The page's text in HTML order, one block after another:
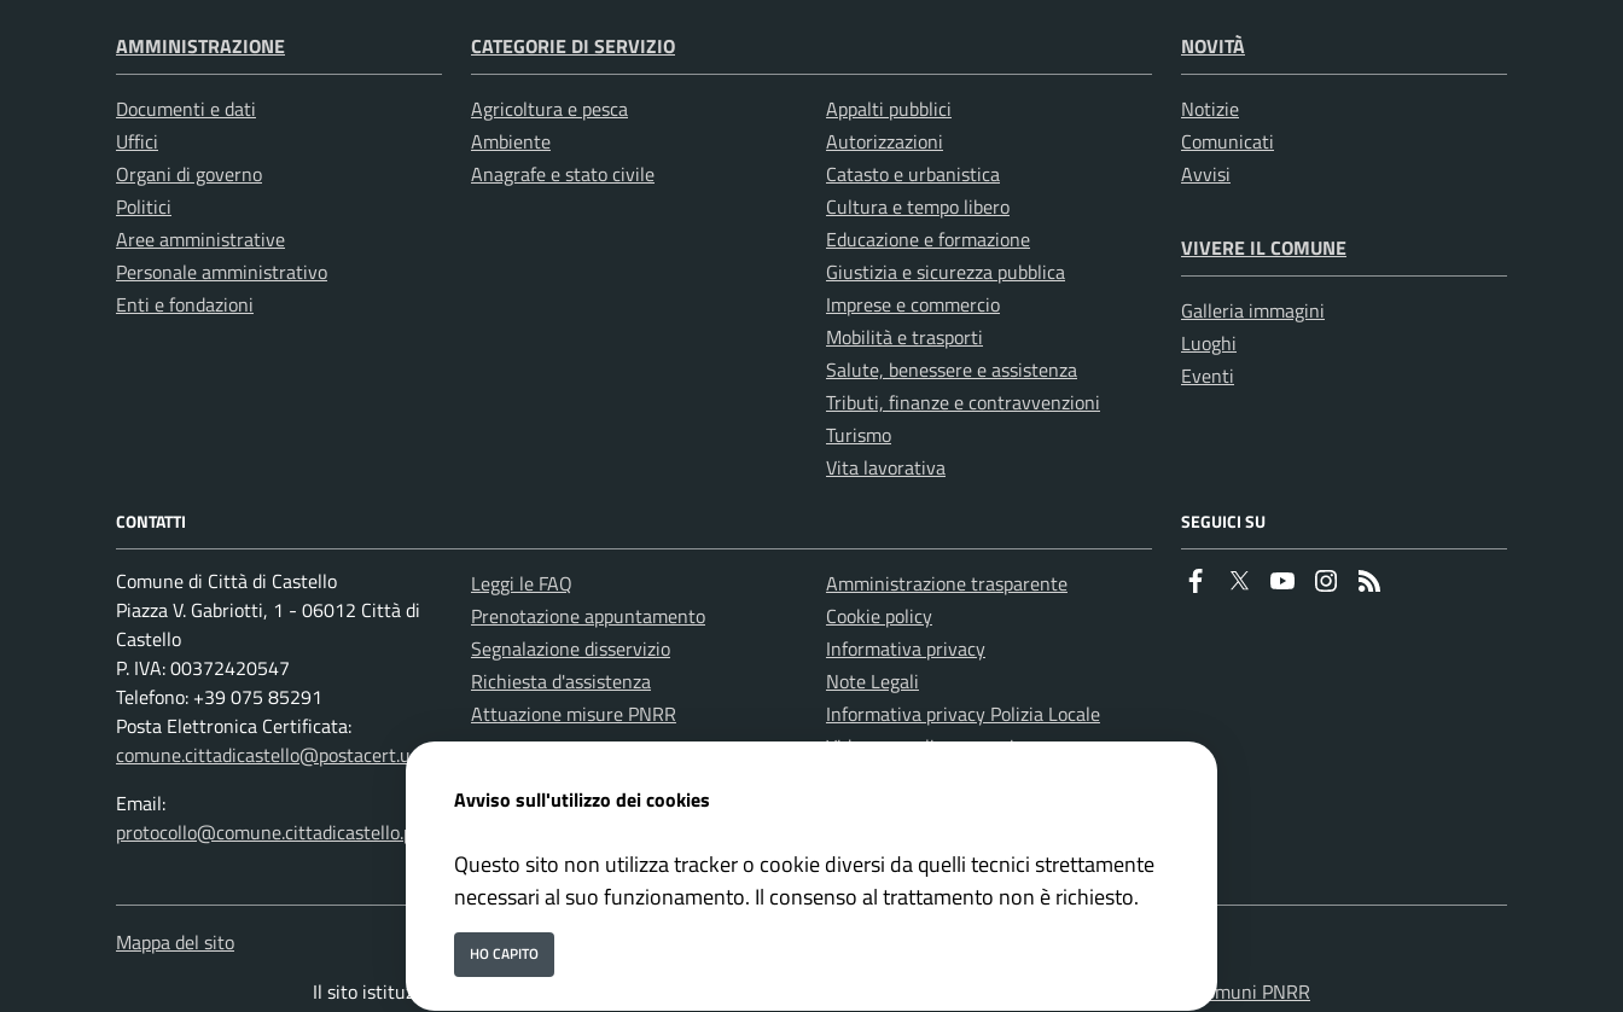
AMMINISTRAZIONE
Documenti e dati
Uffici
Organi di governo
Politici
Aree amministrative
Personale amministrativo
Enti e fondazioni
CATEGORIE DI SERVIZIO
Agricoltura e pesca
Ambiente
Anagrafe e stato civile
Appalti pubblici
Autorizzazioni
Catasto e urbanistica
Cultura e tempo libero
Educazione e formazione
Giustizia e sicurezza pubblica
Imprese e commercio
Mobilità e trasporti
Salute, benessere e assistenza
Tributi, finanze e contravvenzioni
Turismo
Vita lavorativa
NOVITÀ
Notizie
Comunicati
Avvisi
VIVERE IL COMUNE
Galleria immagini
Luoghi
Eventi
CONTATTI
Comune di Città di Castello
Piazza V. Gabriotti, 1 - 06012 Città di
Castello
P. IVA: 00372420547
Telefono: +39 075 85291
Posta Elettronica Certificata:
comune.cittadicastello@postacert.umbria.it
Email:
protocollo@comune.cittadicastello.pg.it
Leggi le FAQ
Prenotazione appuntamento
Segnalazione disservizio
Richiesta d'assistenza
Attuazione misure PNRR
Amministrazione trasparente
Cookie policy
Informativa privacy
Note Legali
Informativa privacy Polizia Locale
Videosorveglianza e privacy
SEGUICI SU
Faceboook
Twitter YoutubeInstagram
Mappa del sito
Il sito istituzionale del Comune di Città di Castello è un progetto realizzato da
Soluzione Comuni PNRR
Avviso sull'utilizzo dei cookies
Questo sito non utilizza tracker o cookie diversi da quelli tecnici strettamente
necessari al suo funzionamento. Il consenso al trattamento non è richiesto.
HO CAPITO